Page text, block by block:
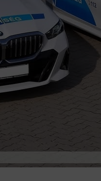
Az ördög
Mindenki a
Bitumenes lapostetők: a